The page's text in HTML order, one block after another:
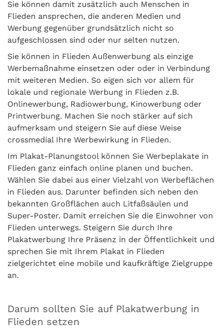
Sie können damit zusätzlich auch Menschen in
Flieden ansprechen, die anderen Medien und
Werbung gegenüber grundsätzlich nicht so
aufgeschlossen sind oder nur selten nutzen.
Sie können in Flieden Außenwerbung als einzige
Werbemaßnahme einsetzen oder oder in Verbindung
mit weiteren Medien. So eigen sich vor allem für
lokale und regionale Werbung in Flieden z.B.
Onlinewerbung, Radiowerbung, Kinowerbung oder
Printwerbung. Machen Sie noch stärker auf sich
aufmerksam und steigern Sie auf diese Weise
crossmedial Ihre Werbewirkung in Flieden.
Im Plakat-Planungstool können Sie Werbeplakate in
Flieden ganz einfach online planen und buchen.
Wählen Sie dabei aus einer Vielzahl von Werbeflächen
in Flieden aus. Darunter befinden sich neben den
bekannten Großflächen auch Litfaßsäulen und
Super-Poster. Damit erreichen Sie die Einwohner von
Flieden unterwegs. Steigern Sie durch Ihre
Plakatwerbung Ihre Präsenz in der Öffentlichkeit und
sprechen Sie mit Ihrem Plakat in Flieden
zielgerichtet eine mobile und kaufkräftige Zielgruppe
an.
Darum sollten Sie auf Plakatwerbung in
Flieden setzen